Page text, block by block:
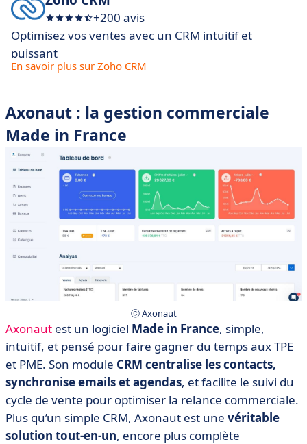
+200 avis
Optimisez vos ventes avec un CRM intuitif et
puissant
En savoir plus sur Zoho CRM
Axonaut : la gestion commerciale
Made in France
ⓒ Axonaut
Axonaut est un logiciel Made in France, simple,
intuitif, et pensé pour faire gagner du temps aux TPE
et PME. Son module CRM centralise les contacts,
synchronise emails et agendas, et facilite le suivi du
cycle de vente pour optimiser la relance commerciale.
Plus qu’un simple CRM, Axonaut est une véritable
solution tout-en-un, encore plus complète